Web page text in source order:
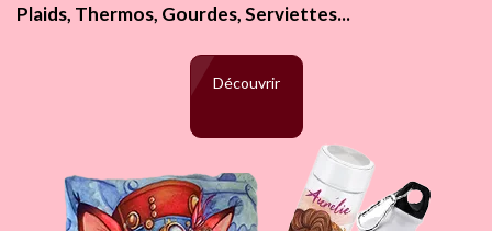
Plaids, Thermos, Gourdes, Serviettes...
Découvrir